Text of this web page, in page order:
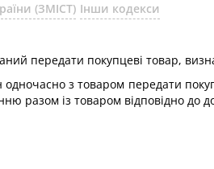
(ЗМІСТ) Інши кодекси
передати покупцеві товар,
з товаром передати
разом із товаром відповідно до